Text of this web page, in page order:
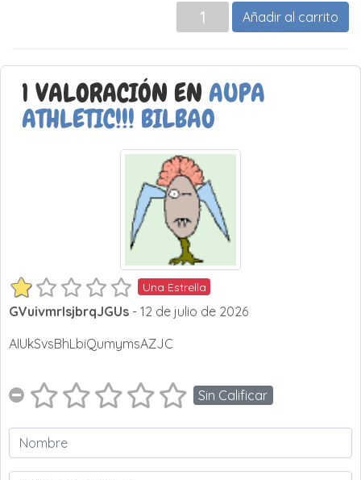
Añadir al carrito
1 VALORACIÓN ENAUPA
ATHLETIC!!! BILBAO
Una Estrella
GVuivmrlsjbrqJGUs - 12 de julio de 2026
AIUkSvsBhLbiQumymsAZJC
Sin Calificar